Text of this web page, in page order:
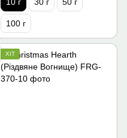
100 г
ХІТ